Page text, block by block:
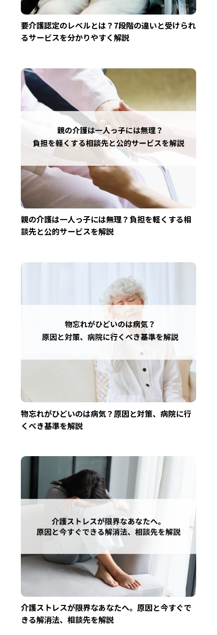
要介護認定のレベルとは？7段階の違いと受けられ
るサービスを分かりやすく解説
親の介護は一人っ子には無理？負担を軽くする相
談先と公的サービスを解説
物忘れがひどいのは病気？原因と対策、病院に行
くべき基準を解説
介護ストレスが限界なあなたへ。原因と今すぐで
きる解消法、相談先を解説